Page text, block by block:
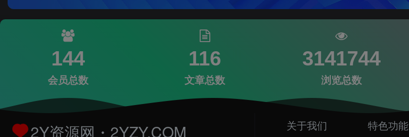
144
会员总数
116
文章总数
3141744
浏览总数
2Y资源网・2YZY.COM 关于我们 特色功能